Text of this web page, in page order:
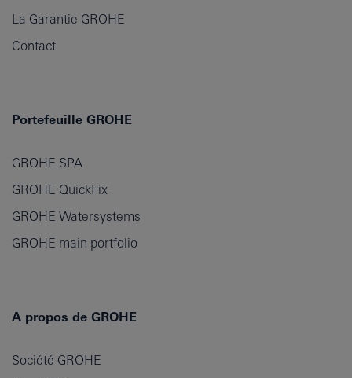
La Garantie GROHE
Contact
Portefeuille GROHE
GROHE SPA
GROHE QuickFix
GROHE Watersystems
GROHE main portfolio
A propos de GROHE
Société GROHE